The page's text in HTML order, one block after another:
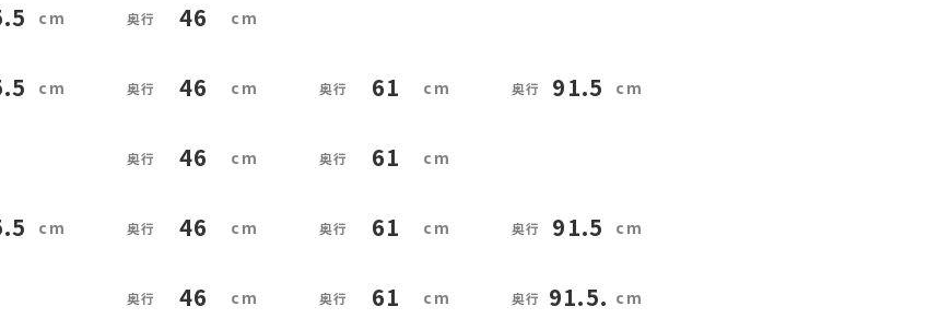
46
46 61 91.5
46 61
46 61 91.5
46 61 91.5.